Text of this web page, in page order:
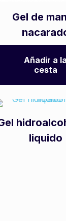
Gel de
Añadir a la
cesta
liquido